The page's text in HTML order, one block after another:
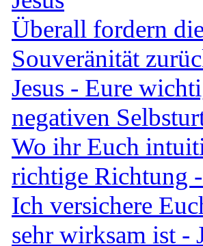
Überall fordern
Souveränität
Jesus - Eure
negativen
Wo ihr Euch
richtige Richtung
Ich versichere
sehr wirksam ist -